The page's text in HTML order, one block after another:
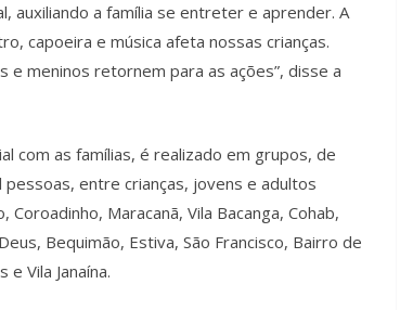
auxiliando a família se entreter e aprender. A
capoeira e música afeta nossas crianças.
e meninos retornem para as ações”, disse a
com as famílias, é realizado em grupos, de
entre crianças, jovens e adultos
Maracanã, Vila Bacanga, Cohab,
Bequimão, Estiva, São Francisco, Bairro de
Vila Janaína.